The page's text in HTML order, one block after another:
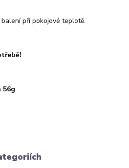
při pokojové teplotě.
56g